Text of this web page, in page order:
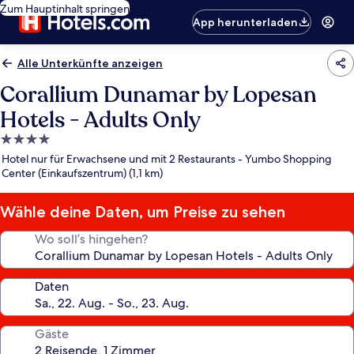
Zum Hauptinhalt springen
App herunterladen
Alle Unterkünfte anzeigen
Corallium Dunamar by Lopesan
Hotels - Adults Only
4.0-
Sterne-
Unterkunft
Hotel nur für Erwachsene und mit 2 Restaurants - Yumbo Shopping
Center (Einkaufszentrum) (1,1 km)
Wähle deine Daten, um Preise zu sehen
Wo soll’s hingehen?
Daten
Gäste